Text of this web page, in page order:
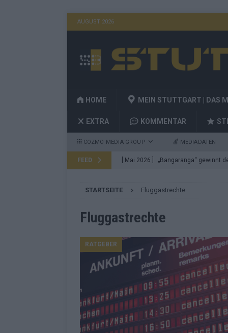
AUGUST 2026
HOME MEIN STUTTGART | DAS
EXTRA KOMMENTAR
COZMO MEDIA GROUP MEDIADATEN
FEED [ Mai 2026 ] „Bangaranga“ gewinnt
[ Mai 2026 ] Von JJ bis Lordi: Das
[ Mai 2026 ]
[ Mai 2026 ] ESC-Finale 2026:
KOMMENTAR
[ Mai 2026 ] „Douze Points“,
Wettbewerbs EUROVISION
[ Mai 2026 ] ESC-Finale komplett:
STARTSEITE Fluggastrechte
Fluggastrechte
RATGEBER